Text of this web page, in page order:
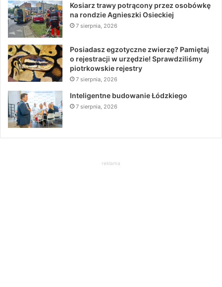
Kosiarz trawy potrącony przez osobówkę
na rondzie Agnieszki Osieckiej
7 sierpnia, 2026
Posiadasz egzotyczne zwierzę? Pamiętaj
o rejestracji w urzędzie! Sprawdziliśmy
piotrkowskie rejestry
7 sierpnia, 2026
Inteligentne budowanie Łódzkiego
7 sierpnia, 2026
reklama